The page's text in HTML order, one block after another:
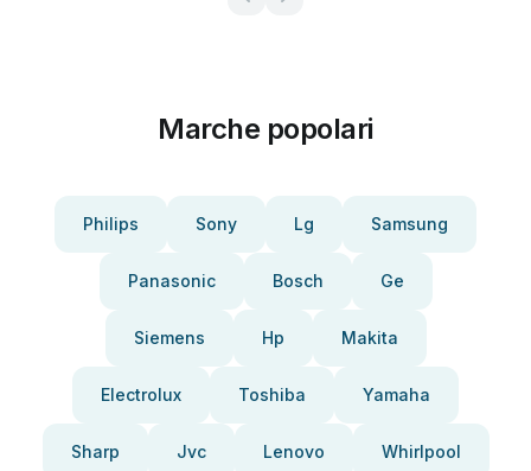
Marche popolari
Philips Sony Lg Samsung
Panasonic Bosch Ge
Siemens Hp Makita
Electrolux Toshiba Yamaha
Sharp Jvc Lenovo Whirlpool